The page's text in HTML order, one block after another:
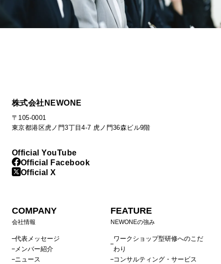
株式会社NEWONE
〒105-0001
東京都港区虎ノ門3丁目4-7 虎ノ門36森ビル9階
Official YouTube
Official Facebook
Official X
COMPANY
会社情報
代表メッセージ
メンバー紹介
ニュース
FEATURE
NEWONEの強み
ワークショップ型研修へのこだ
わり
コンサルティング・サービス